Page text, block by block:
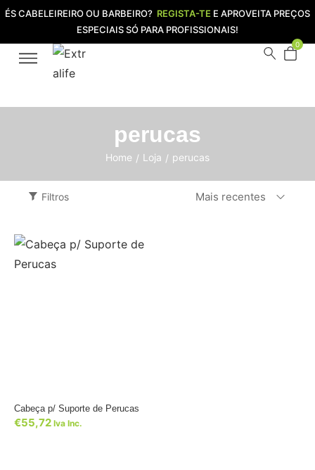
ÉS CABELEIREIRO OU BARBEIRO? REGISTA-TE E APROVEITA PREÇOS
ESPECIAIS SÓ PARA PROFISSIONAIS!
0
perucas
Home / Loja / perucas
Filtros Mais recentes
Cabeça p/ Suporte de Perucas
€55,72 Iva Inc.